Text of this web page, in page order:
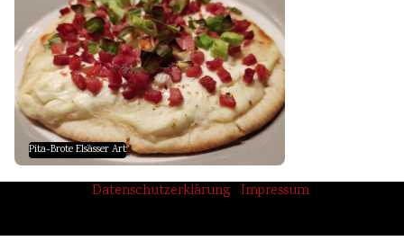
Pita-Brote Elsässer Art
Datenschutzerklärung Impressum